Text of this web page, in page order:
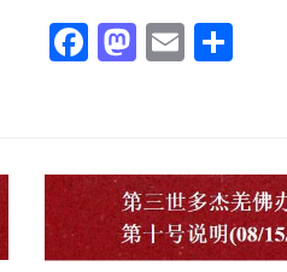
Facebook
Mastodon
Email